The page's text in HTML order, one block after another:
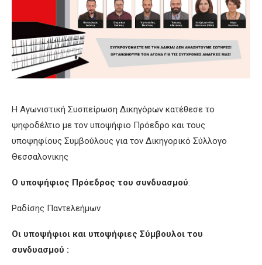
Η Αγωνιστική Συσπείρωση Δικηγόρων κατέθεσε το
ψηφοδέλτιο με τον υποψήφιο Πρόεδρο και τους
υποψηφίους Συμβούλους για τον Δικηγορικό Σύλλογο
Θεσσαλονικης
Ο υποψήφιος Πρόεδρος του συνδυασμού:
Ραδίσης Παντελεήμων
Οι υποψήφιοι και υποψήφιες Σύμβουλοι του
συνδυασμού :